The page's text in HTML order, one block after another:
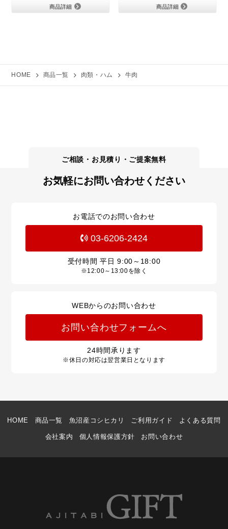
商品詳細 商品詳細
HOME 商品一覧 肉類・ハム 牛肉
お気軽にお問い合わせください
お電話でのお問い合わせ
03-6206-2424
受付時間 平日9:00～18:00
※12:00～13:00を除く
WEBからのお問い合わせ
お問い合わせフォームへ
24時間承ります
※休日の対応は翌営業日となります
HOME 商品一覧 魚沼産コシヒカリ ご利用ガイド よくある質問
会社案内 個人情報保護方針 お問い合わせ